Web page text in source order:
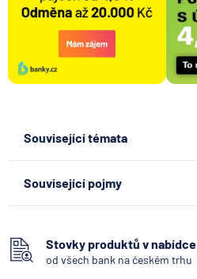
Související témata
Související pojmy
Vkladomat
SEPA Platba
Stovky produktů v nabídce
od všech bank na českém trhu